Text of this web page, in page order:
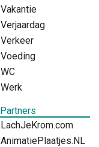
Vakantie
Verjaardag
Verkeer
Voeding
WC
Werk
Partners
LachJeKrom.com
AnimatiePlaatjes.NL